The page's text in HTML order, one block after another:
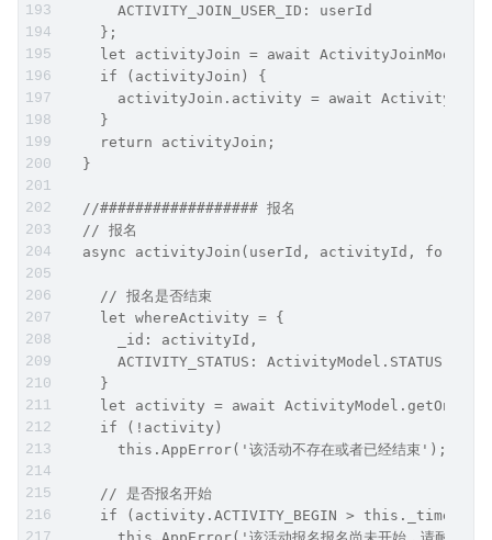
      ACTIVITY_JOIN_USER_ID: userId
    };
let activityJoin = await
    if (activityJoin) {
activityJoin.activity = await
    }
    return activityJoin;
  }
  //################## 报名
  // 报名
async activityJoin(userId, activityId, forms)
    // 报名是否结束
    let whereActivity = {
      _id: activityId,
      ACTIVITY_STATUS: ActivityModel.STATUS.COMM
    }
let activity = await
    if (!activity)
      this.AppError('该活动不存在或者已经结束');
    // 是否报名开始
if (activity.ACTIVITY_BEGIN >